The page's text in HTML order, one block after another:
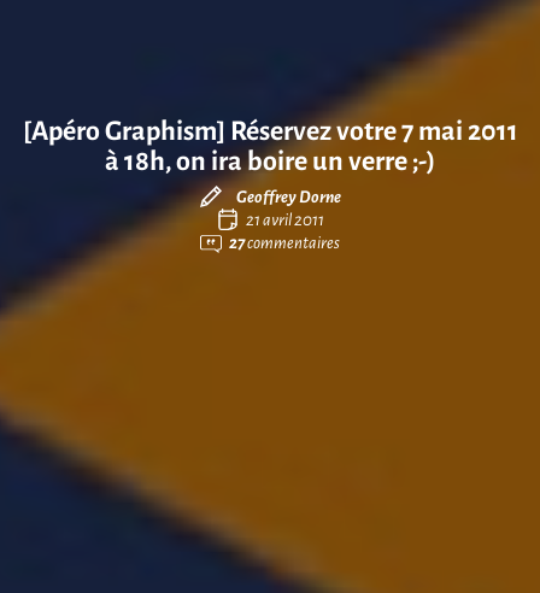
[Apéro Graphism] Réservez votre 7 mai 2011
à 18h, on ira boire un verre ;-)
Geoffrey Dorne
21 avril 2011
27commentaires